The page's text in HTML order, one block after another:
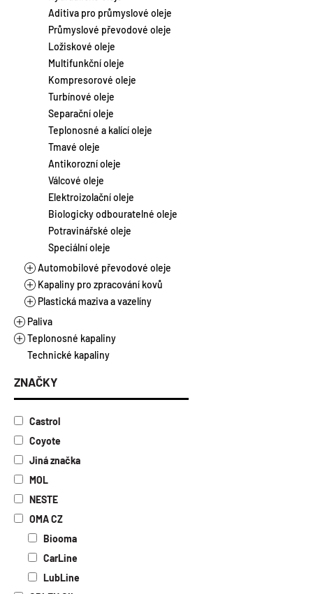
Laky
Suspenze
Tmely
Chladicí kapaliny
Brzdové kapaliny
Aditiva pro autochemii
Motocykly a skútry
Stacionární a plynové motory
Vlaková a lodní doprava
Zahradní a lesní technika
Zemědělství a těžká technika
Aditiva pro průmyslové oleje
Průmyslové převodové oleje
Ložiskové oleje
Multifunkční oleje
Kompresorové oleje
Turbínové oleje
Separační oleje
Teplonosné a kalící oleje
Tmavé oleje
Antikorozní oleje
Válcové oleje
Elektroizolační oleje
Biologicky odbouratelné oleje
Potravinářské oleje
Speciální oleje
Automobilové převodové oleje
Manuální převodovky
Automatické převodovky
Kapaliny pro zpracování kovů
Řezné oleje vodou mísitelné
Řezné oleje vodou nemísitelné
Plastická maziva a vazelíny
Plastická maziva
Vazelíny
Paliva
Alkylátová paliva
Ethanol E85
Topný olej
Teplonosné kapaliny
Topné a chladicí kapaliny
Technické kapaliny
ZNAČKY
Castrol
Coyote
Jiná značka
MOL
NESTE
OMA CZ
Biooma
CarLine
LubLine